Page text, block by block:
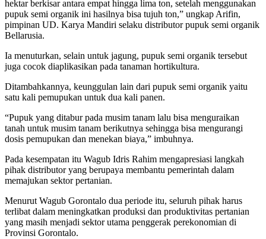
hektar berkisar antara empat hingga lima ton, setelah menggunakan
pupuk semi organik ini hasilnya bisa tujuh ton,” ungkap Arifin,
pimpinan UD. Karya Mandiri selaku distributor pupuk semi organik
Bellarusia.
Ia menuturkan, selain untuk jagung, pupuk semi organik tersebut
juga cocok diaplikasikan pada tanaman hortikultura.
Ditambahkannya, keunggulan lain dari pupuk semi organik yaitu
satu kali pemupukan untuk dua kali panen.
“Pupuk yang ditabur pada musim tanam lalu bisa menguraikan
tanah untuk musim tanam berikutnya sehingga bisa mengurangi
dosis pemupukan dan menekan biaya,” imbuhnya.
Pada kesempatan itu Wagub Idris Rahim mengapresiasi langkah
pihak distributor yang berupaya membantu pemerintah dalam
memajukan sektor pertanian.
Menurut Wagub Gorontalo dua periode itu, seluruh pihak harus
terlibat dalam meningkatkan produksi dan produktivitas pertanian
yang masih menjadi sektor utama penggerak perekonomian di
Provinsi Gorontalo.